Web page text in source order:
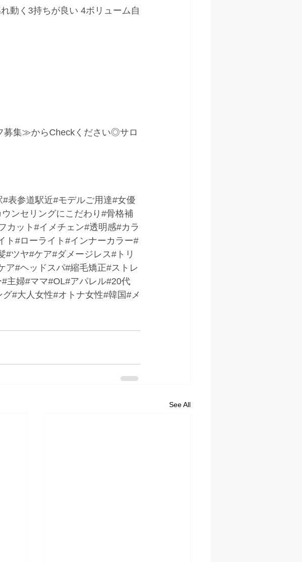
動く3持ちが良い 4ボリューム自
募集≫からCheckください◎サロ
表参道駅近#モデルご用達#女優
ンセリングにこだわり#骨格補
カット#イメチェン#透明感#カラ
ト#ローライト#インナーカラー#
#ツヤ#ケア#ダメージレス#トリ
ア#ヘッドスパ#縮毛矯正#ストレ
主婦#ママ#OL#アパレル#20代
#大人女性#オトナ女性#韓国#メ
See All